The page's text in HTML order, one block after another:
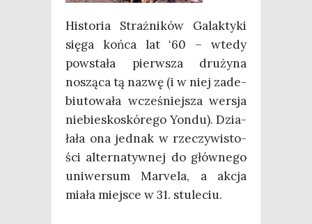
Histo­ria Straż­ni­ków Galak­ty­ki
się­ga koń­ca lat ‘60 – wte­dy
powsta­ła pierw­sza dru­ży­na
noszą­ca tą nazwę (i w niej zade­
biu­to­wa­ła wcze­śniej­sza wer­sja
nie­bie­sko­skó­re­go Yon­du). Dzia­
ła­ła ona jed­nak w rze­czy­wi­sto­
ści alter­na­tyw­nej do głów­ne­go
uni­wer­sum Marve­la, a akcja
mia­ła miej­sce w 31. stuleciu.